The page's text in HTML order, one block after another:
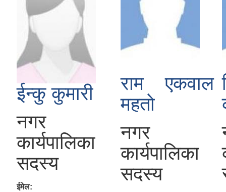
ईन्कु कुमारी
नगर
कार्यपालिका
सदस्य
ईमेल:
राम एकवाल
महतो
नगर
कार्यपालिका
सदस्य